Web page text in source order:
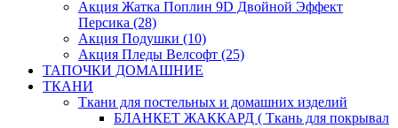
Акция Жатка Поплин 9D Двойной Эффект
Персика (28)
Акция Подушки (10)
Акция Пледы Велсофт (25)
ТАПОЧКИ ДОМАШНИЕ
ТКАНИ
Ткани для постельных и домашних изделий
БЛАНКЕТ ЖАККАРД ( Ткань для покрывал